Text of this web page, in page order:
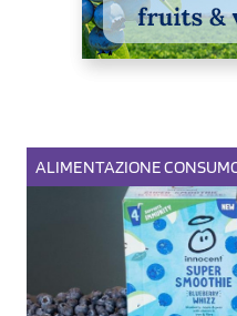
ALIMENTAZIONE